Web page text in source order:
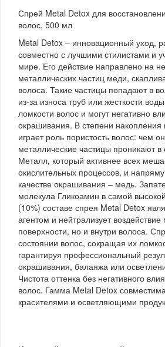
Спрей Metal Detox для
волос, 500 мл
Metal Detox – инновационный уход,
совместно с лучшими стилистами и
мире. Его действие направлено на
металлических частиц меди,
волоса. Такие частицы попадают в
из-за износа труб или жесткости
ломкости волос и могут негативно
окрашивания. В степени накопления
играет роль пористость волос: чем
металлические частицы проникают в
Металл, который активнее всех
окислительных процессов, и
качестве окрашивания – медь.
молекула Гликоамин в самой
(10%) составе спрея Metal Detox
агентом и нейтрализует
поверхности, но и внутри волоса.
состоянии волос, сокращая их
гарантируя профессиональный
окрашивания, балаяжа или
Чистота оттенка без негативного
волос. Гамма Metal Detox
красителями и осветляющими